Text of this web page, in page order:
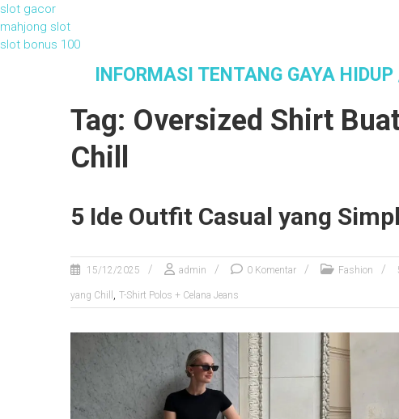
slot gacor
mahjong slot
slot bonus 100
INFORMASI TENTANG GAYA
Tag: Oversized Shirt
Chill
5 Ide Outfit Casual yang
15/12/2025 admin 0 Komentar Fashion
yang Chill , T-Shirt Polos + Celana Jeans